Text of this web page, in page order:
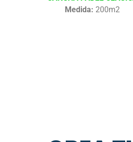
Medida: 200m2